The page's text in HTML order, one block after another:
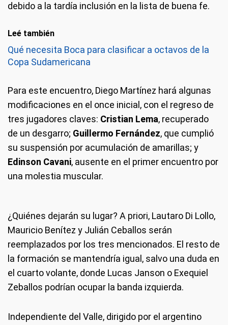
debido a la tardía inclusión en la lista de buena fe.
Leé también
Qué necesita Boca para clasificar a octavos de la
Copa Sudamericana
Para este encuentro, Diego Martínez hará algunas
modificaciones en el once inicial, con el regreso de
tres jugadores claves: Cristian Lema, recuperado
de un desgarro; Guillermo Fernández, que cumplió
su suspensión por acumulación de amarillas; y
Edinson Cavani, ausente en el primer encuentro por
una molestia muscular.
¿Quiénes dejarán su lugar? A priori, Lautaro Di Lollo,
Mauricio Benítez y Julián Ceballos serán
reemplazados por los tres mencionados. El resto de
la formación se mantendría igual, salvo una duda en
el cuarto volante, donde Lucas Janson o Exequiel
Zeballos podrían ocupar la banda izquierda.
Independiente del Valle, dirigido por el argentino